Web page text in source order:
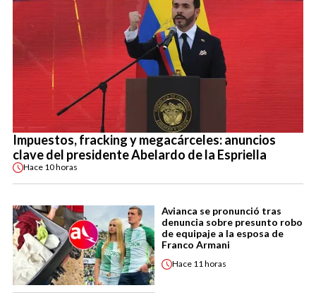
Impuestos, fracking y megacárceles: anuncios
clave del presidente Abelardo de la Espriella
Hace 10 horas
Avianca se pronunció tras
denuncia sobre presunto robo
de equipaje a la esposa de
Franco Armani
Hace 11 horas